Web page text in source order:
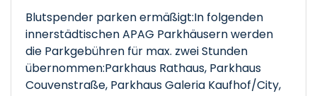
Blutspender parken ermäßigt:In folgenden
innerstädtischen APAG Parkhäusern werden
die Parkgebühren für max. zwei Stunden
übernommen:Parkhaus Rathaus, Parkhaus
Couvenstraße, Parkhaus Galeria Kaufhof/City,